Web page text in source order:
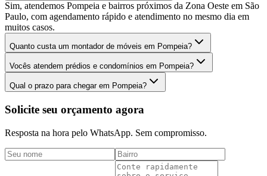
Sim, atendemos Pompeia e bairros próximos da Zona Oeste em São
Paulo, com agendamento rápido e atendimento no mesmo dia em
muitos casos.
Quanto custa um montador de móveis em Pompeia?
Vocês atendem prédios e condomínios em Pompeia?
Qual o prazo para chegar em Pompeia?
Solicite seu orçamento agora
Resposta na hora pelo WhatsApp. Sem compromisso.